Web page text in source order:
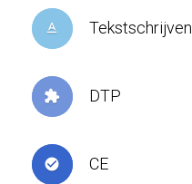
text_format Tekstschrijven
extension DTP
check_circle CE